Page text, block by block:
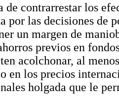
de contrarrestar los
por las decisiones de
un margen de
previos en
acolchonar, al
en los precios
holgada que le